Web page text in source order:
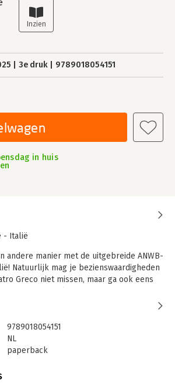
3e druk 9789018054151
in huis
- Italië
andere manier met de uitgebreide ANWB-
Natuurlijk mag je bezienswaardigheden
Greco niet missen, maar ga ook eens
pottenbakkers van Caltagirone.
praktische tips over routes, hotels
ontdekkingstochten over het eiland.
plekjes zien waar de andere toeristen
in de handzame gids zit een
deze reisgids is een onmisbare
door Sicilië.
9789018054151
NL
paperback